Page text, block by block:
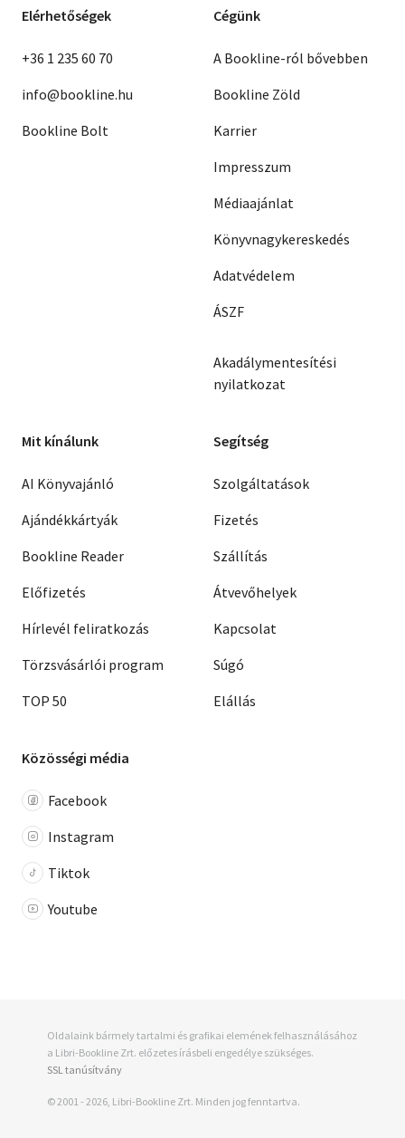
Elérhetőségek
+36 1 235 60 70
info@bookline.hu
Bookline Bolt
Cégünk
A Bookline-ról bővebben
Bookline Zöld
Karrier
Impresszum
Médiaajánlat
Könyvnagykereskedés
Adatvédelem
ÁSZF
Akadálymentesítési
nyilatkozat
Mit kínálunk
AI Könyvajánló
Ajándékkártyák
Bookline Reader
Előfizetés
Hírlevél feliratkozás
Törzsvásárlói program
TOP 50
Segítség
Szolgáltatások
Fizetés
Szállítás
Átvevőhelyek
Kapcsolat
Súgó
Elállás
Közösségi média
Facebook
Instagram
Tiktok
Youtube
Oldalaink bármely tartalmi és grafikai elemének felhasználásához
a Libri-Bookline Zrt. előzetes írásbeli engedélye szükséges.
SSL tanúsítvány
© 2001 - 2026, Libri-Bookline Zrt. Minden jog fenntartva.